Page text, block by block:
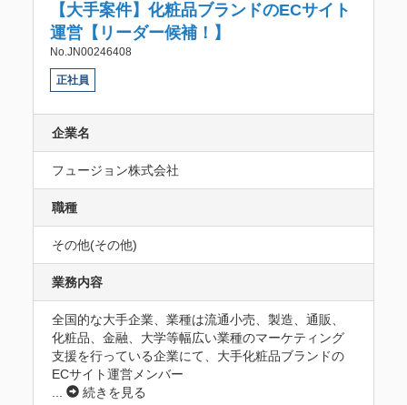
【大手案件】化粧品ブランドのECサイト
運営【リーダー候補！】
No.JN00246408
正社員
企業名
フュージョン株式会社
職種
その他(その他)
業務内容
全国的な大手企業、業種は流通小売、製造、通販、
化粧品、金融、大学等幅広い業種のマーケティング
支援を行っている企業にて、大手化粧品ブランドの
ECサイト運営メンバー
続きを見る